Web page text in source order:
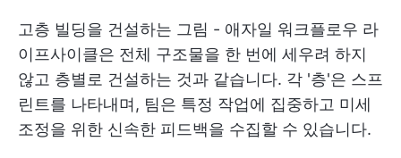
고층 빌딩을 건설하는 그림 - 애자일 워크플로우 라
이프사이클은 전체 구조물을 한 번에 세우려 하지
않고 층별로 건설하는 것과 같습니다. 각 '층'은 스프
린트를 나타내며, 팀은 특정 작업에 집중하고 미세
조정을 위한 신속한 피드백을 수집할 수 있습니다.